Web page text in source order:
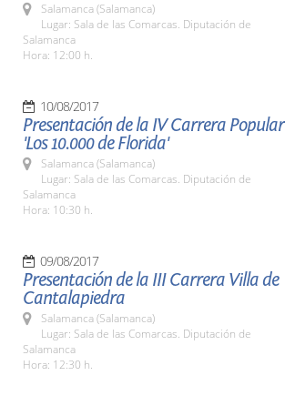
Salamanca (Salamanca)
Lugar: Sala de las Comarcas. Diputación de
Salamanca
Hora: 12:00 h.
10/08/2017
Presentación de la IV Carrera Popular
'Los 10.000 de Florida'
Salamanca (Salamanca)
Lugar: Sala de las Comarcas. Diputación de
Salamanca
Hora: 10:30 h.
09/08/2017
Presentación de la III Carrera Villa de
Cantalapiedra
Salamanca (Salamanca)
Lugar: Sala de las Comarcas. Diputación de
Salamanca
Hora: 12:30 h.